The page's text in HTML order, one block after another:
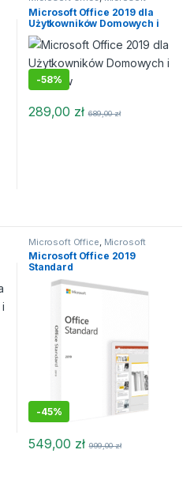
Office 2019
Microsoft Office 2019 dla
Użytkowników Domowych i
Uczniów
-58%
289,00 zł 689,00zł
Microsoft Office Microsoft
Office 2019
Microsoft Office 2019
Standard
-45%
549,00 zł 999,00zł